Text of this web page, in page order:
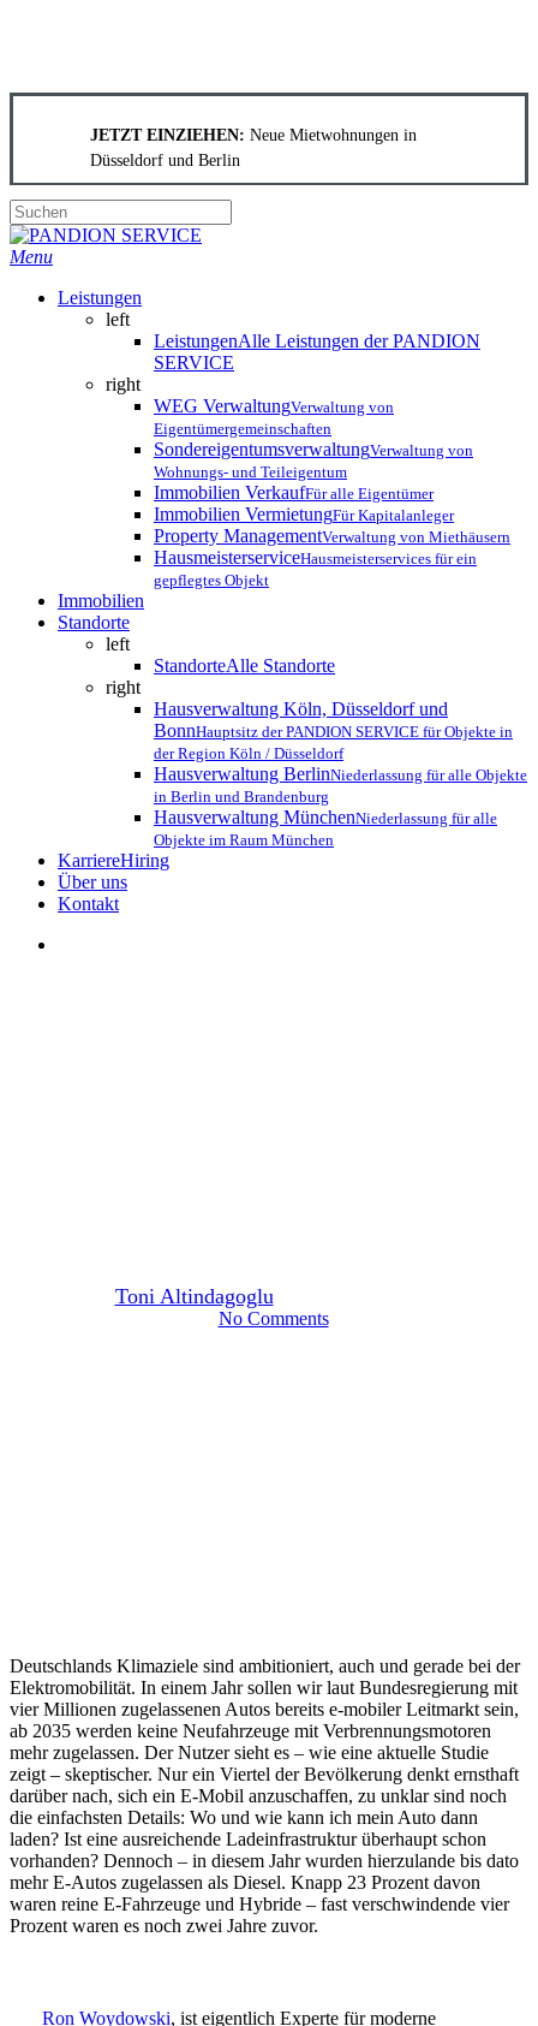
Skip
JETZT EINZIEHEN: Neue Mietwohnungen in
Düsseldorf und Berlin
Close
Search
search
Menu
Leistungen
left
LeistungenAlle Leistungen der PANDION
SERVICE
right
WEG VerwaltungVerwaltung von
Eigentümergemeinschaften
SondereigentumsverwaltungVerwaltung von
Wohnungs- und Teileigentum
Immobilien VerkaufFür alle Eigentümer
Immobilien VermietungFür Kapitalanleger
Property ManagementVerwaltung von Miethäusern
HausmeisterserviceHausmeisterservices für ein
gepflegtes Objekt
Immobilien
Standorte
left
StandorteAlle Standorte
right
Hausverwaltung Köln, Düsseldorf und
BonnHauptsitz der PANDION SERVICE für Objekte in
der Region Köln / Düsseldorf
Hausverwaltung BerlinNiederlassung für alle Objekte
in Berlin und Brandenburg
Hausverwaltung MünchenNiederlassung für alle
Objekte im Raum München
KarriereHiring
Über uns
Kontakt
Toni Altindagoglu
No Comments
Deutschlands Klimaziele sind ambitioniert, auch und gerade bei der
Elektromobilität. In einem Jahr sollen wir laut Bundesregierung mit
vier Millionen zugelassenen Autos bereits e-mobiler Leitmarkt sein,
ab 2035 werden keine Neufahrzeuge mit Verbrennungsmotoren
mehr zugelassen. Der Nutzer sieht es – wie eine aktuelle Studie
zeigt – skeptischer. Nur ein Viertel der Bevölkerung denkt ernsthaft
darüber nach, sich ein E-Mobil anzuschaffen, zu unklar sind noch
die einfachsten Details: Wo und wie kann ich mein Auto dann
laden? Ist eine ausreichende Ladeinfrastruktur überhaupt schon
vorhanden? Dennoch – in diesem Jahr wurden hierzulande bis dato
mehr E-Autos zugelassen als Diesel. Knapp 23 Prozent davon
waren reine E-Fahrzeuge und Hybride – fast verschwindende vier
Prozent waren es noch zwei Jahre zuvor.
Ron Woydowski, ist eigentlich Experte für moderne